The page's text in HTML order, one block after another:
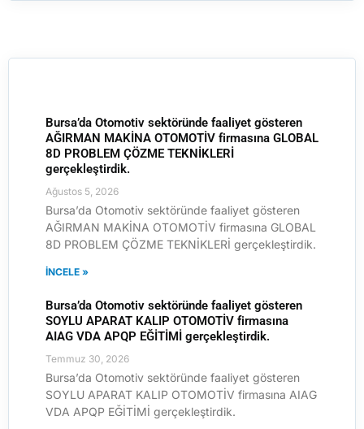
Bursa’da Otomotiv sektöründe faaliyet gösteren
AĞIRMAN MAKİNA OTOMOTİV firmasına GLOBAL
8D PROBLEM ÇÖZME TEKNİKLERİ
gerçekleştirdik.
Ağustos 5, 2026
Bursa’da Otomotiv sektöründe faaliyet gösteren
AĞIRMAN MAKİNA OTOMOTİV firmasına GLOBAL
8D PROBLEM ÇÖZME TEKNİKLERİ gerçekleştirdik.
İNCELE »
Bursa’da Otomotiv sektöründe faaliyet gösteren
SOYLU APARAT KALIP OTOMOTİV firmasına
AIAG VDA APQP EĞİTİMİ gerçekleştirdik.
Temmuz 30, 2026
Bursa’da Otomotiv sektöründe faaliyet gösteren
SOYLU APARAT KALIP OTOMOTİV firmasına AIAG
VDA APQP EĞİTİMİ gerçekleştirdik.